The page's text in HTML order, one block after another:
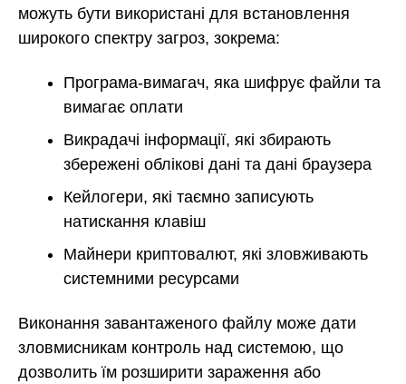
можуть бути використані для встановлення
широкого спектру загроз, зокрема:
Програма-вимагач, яка шифрує файли та
вимагає оплати
Викрадачі інформації, які збирають
збережені облікові дані та дані браузера
Кейлогери, які таємно записують
натискання клавіш
Майнери криптовалют, які зловживають
системними ресурсами
Виконання завантаженого файлу може дати
зловмисникам контроль над системою, що
дозволить їм розширити зараження або